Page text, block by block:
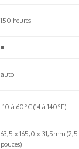
150 heures
■
auto
-10 à 60ºC (14 à 140ºF)
63,5 x 165,0 x 31,5mm (2,5
pouces)